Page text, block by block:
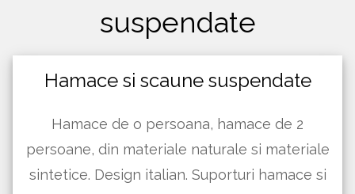
suspendate
Hamace si scaune suspendate
Hamace de o persoana, hamace de 2
persoane, din materiale naturale si materiale
sintetice. Design italian. Suporturi hamace si